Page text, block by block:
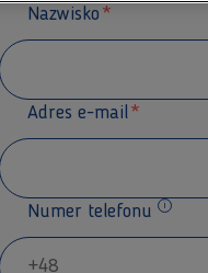
Nazwisko
Adres e-mail
Numer telefonu